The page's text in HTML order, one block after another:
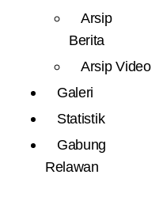
Arsip
Berita
Arsip Video
Galeri
Statistik
Gabung
Relawan